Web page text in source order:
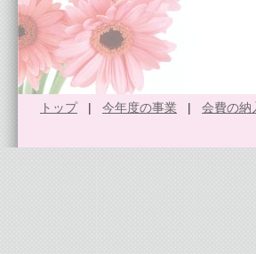
トップ| 今年度の事業 | 会費の納